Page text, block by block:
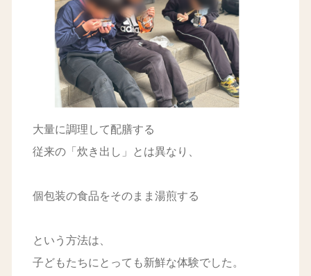
大量に調理して配膳する
従来の「炊き出し」とは異なり、
個包装の食品をそのまま湯煎する
という方法は、
子どもたちにとっても新鮮な体験でした。